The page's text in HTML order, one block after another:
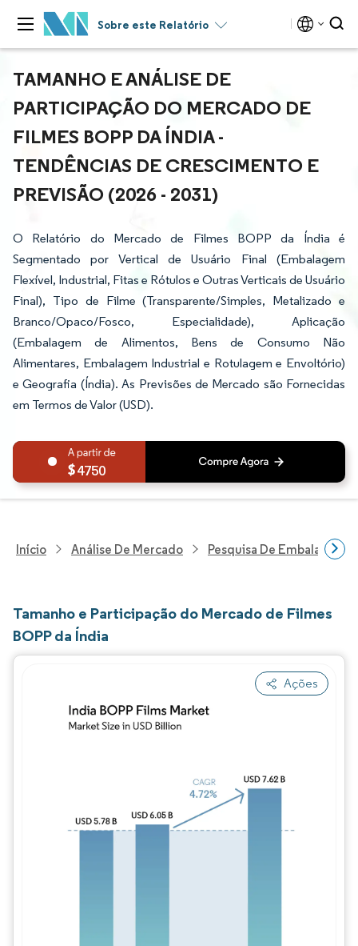
Sobre este Relatório
TAMANHO E ANÁLISE DE
PARTICIPAÇÃO DO MERCADO DE
FILMES BOPP DA ÍNDIA -
TENDÊNCIAS DE CRESCIMENTO E
PREVISÃO (2026 - 2031)
O Relatório do Mercado de Filmes BOPP da Índia é
Segmentado por Vertical de Usuário Final (Embalagem
Flexível, Industrial, Fitas e Rótulos e Outras Verticais de Usuário
Final), Tipo de Filme (Transparente/Simples, Metalizado e
Branco/Opaco/Fosco, Especialidade), Aplicação
(Embalagem de Alimentos, Bens de Consumo Não
Alimentares, Embalagem Industrial e Rotulagem e Envoltório)
e Geografia (Índia). As Previsões de Mercado são Fornecidas
em Termos de Valor (USD).
4750
Início Análise De Mercado Pesquisa De Embalagens
Tamanho e Participação do Mercado de Filmes
BOPP da Índia
Ações